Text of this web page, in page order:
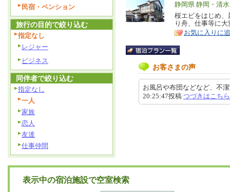
エ
リ
ア
静岡県 静岡・清水
特
徴
桜エビをはじめ
り舟、仕事等に
お気に入りに
お客さまの声
お風呂や布団などなど、不
20:25:47投稿 つづきはこちら
民宿・ペンション
旅行の目的で絞り込む
指定なし
レジャー
ビジネス
同伴者で絞り込む
指定なし
一人
家族
恋人
友達
仕事仲間
表示中の宿泊施設で空室検索